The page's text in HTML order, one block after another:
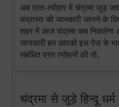
अब व्रत-त्योहार में चंद्रमा जुड़
चंद्रास्त की जानकारी जानने के
शहर में आज चंद्रमा कब निकलेगा
जानकारी हम आपको इस पेज के
संबंधित व्रत त्योहारों की तो,
चंद्रमा से जुड़े हिन्दू